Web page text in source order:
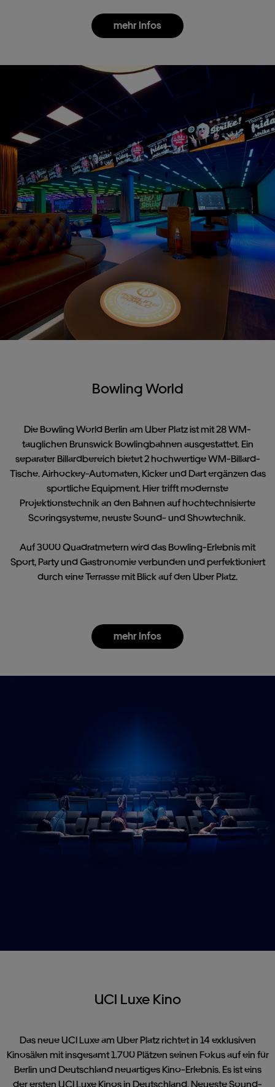
mehr Infos
Bowling World
Die Bowling World Berlin am Uber Platz ist mit 28 WM-
tauglichen Brunswick Bowlingbahnen ausgestattet. Ein
separater Billardbereich bietet 2 hochwertige WM-Billard-
Tische. Airhockey-Automaten, Kicker und Dart ergänzen das
sportliche Equipment. Hier trifft modernste
Projektionstechnik an den Bahnen auf hochtechnisierte
Scoringsysteme, neuste Sound- und Showtechnik.
Auf 3000 Quadratmetern wird das Bowling-Erlebnis mit
Sport, Party und Gastronomie verbunden und perfektioniert
durch eine Terrasse mit Blick auf den Uber Platz.
mehr Infos
UCI Luxe Kino
Das neue UCI Luxe am Uber Platz richtet in 14 exklusiven
Kinosälen mit insgesamt 1.700 Plätzen seinen Fokus auf ein für
Berlin und Deutschland neuartiges Kino-Erlebnis. Es ist eins
der ersten UCI Luxe Kinos in Deutschland. Neueste Sound-